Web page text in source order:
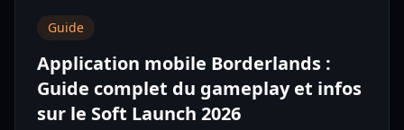
Guide
Application mobile Borderlands :
Guide complet du gameplay et infos
sur le Soft Launch 2026